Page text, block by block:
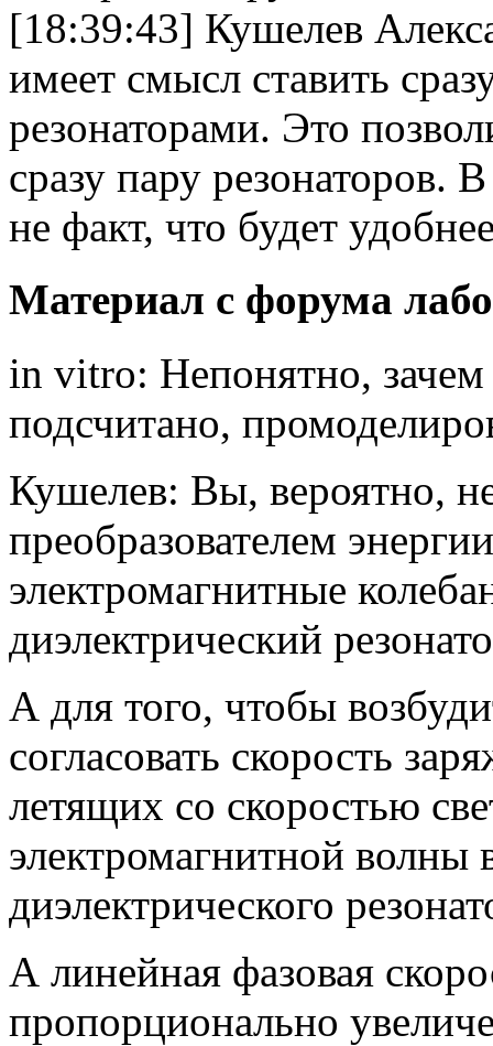
[18:39:43] Кушелев
имеет смысл ставить
резонаторами. Это
сразу пару
не факт, что будет
Материал с форума
in vitro: Непонятно,
подсчитано,
Кушелев: Вы, вероятно,
преобразователем
электромагнитные
диэлектрический
А для того, чтобы
согласовать скорость
летящих со скоростью
электромагнитной волны
диэлектрического
А линейная фазовая
пропорционально